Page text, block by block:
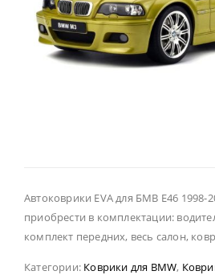
Автоковрики EVA для БМВ Е46 1998-
приобрести в комплектации:
комплект передних, весь салон,
Категории: Коврики для BMW,